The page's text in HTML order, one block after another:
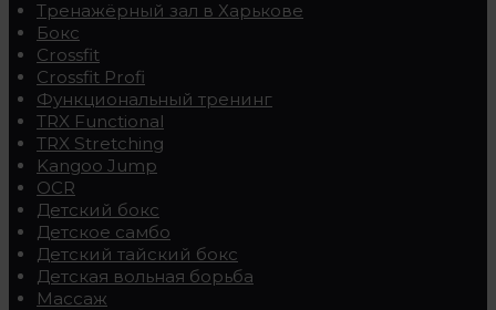
Тренажёрный зал в Харькове
Бокс
Crossfit
Crossfit Profi
Функциональный тренинг
TRX Functional
TRX Stretching
Kangoo Jump
OCR
Детский бокс
Детское самбо
Детский тайский бокс
Детская вольная борьба
Массаж